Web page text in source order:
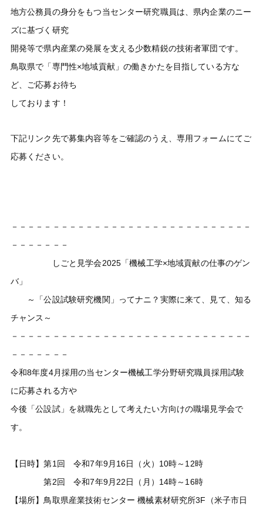
地方公務員の身分をもつ当センター研究職員は、県内企業のニー
ズに基づく研究
開発等で県内産業の発展を支える少数精鋭の技術者軍団です。
鳥取県で「専門性×地域貢献」の働きかたを目指している方な
ど、ご応募お待ち
しております！
下記リンク先で募集内容等をご確認のうえ、専用フォームにてご
応募ください。
－－－－－－－－－－－－－－－－－－－－－－－－－－－－－
－－－－－－－
しごと見学会2025「機械工学×地域貢献の仕事のゲン
バ」
～「公設試験研究機関」ってナニ？実際に来て、見て、知る
チャンス～
－－－－－－－－－－－－－－－－－－－－－－－－－－－－－
－－－－－－－
令和8年度4月採用の当センター機械工学分野研究職員採用試験
に応募される方や
今後「公設試」を就職先として考えたい方向けの職場見学会で
す。
【日時】第1回 令和7年9月16日（火）10時～12時
第2回 令和7年9月22日（月）14時～16時
【場所】鳥取県産業技術センター 機械素材研究所3F（米子市日